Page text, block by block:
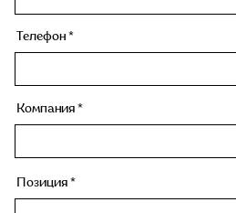
Телефон
Компания
Позиция